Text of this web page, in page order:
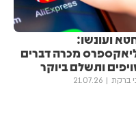
ועונשו:
מכרה דברים
ותשלם ביוקר
ברקת 21.07.26